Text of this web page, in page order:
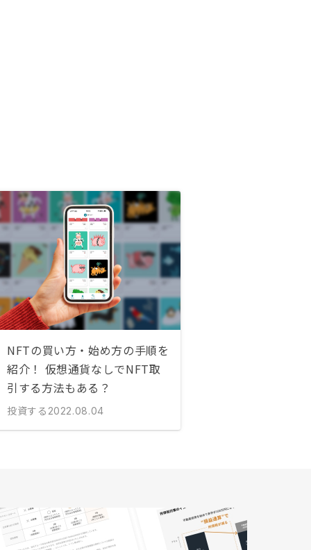
NFTの買い方・始め方の手順を
紹介！ 仮想通貨なしでNFT取
引する方法もある？
投資する 2022.08.04